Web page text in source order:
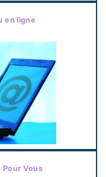
en ligne
Pour Vous